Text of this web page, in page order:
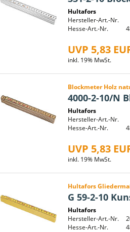
Hultafors
Hersteller-Art.-Nr.
Hesse-Art.-Nr.
UVP 5,83
inkl. 19% MwSt.
Blockmeter Holz
4000-2-10/N
Hultafors
Hersteller-Art.-Nr.
Hesse-Art.-Nr.
UVP 5,83
inkl. 19% MwSt.
Hultafors
G 59-2-10
Hultafors
Hersteller-Art.-Nr.
Hesse-Art.-Nr.